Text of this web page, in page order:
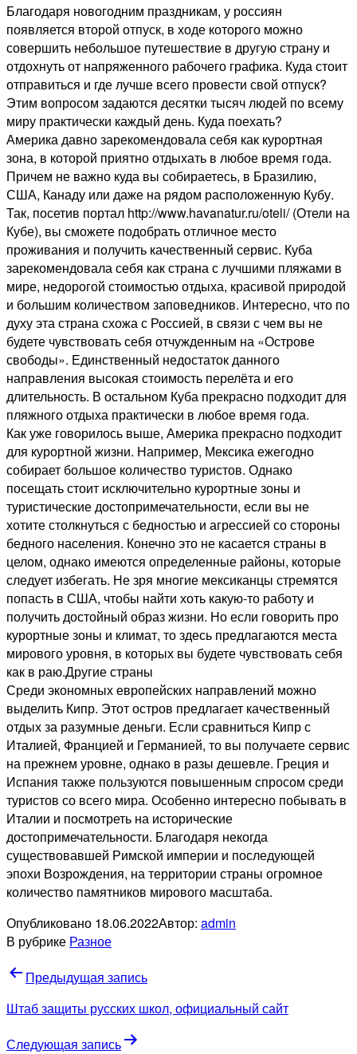
Благодаря новогодним праздникам, у россиян
появляется второй отпуск, в ходе которого можно
совершить небольшое путешествие в другую страну и
отдохнуть от напряженного рабочего графика. Куда стоит
отправиться и где лучше всего провести свой отпуск?
Этим вопросом задаются десятки тысяч людей по всему
миру практически каждый день. Куда поехать?
Америка давно зарекомендовала себя как курортная
зона, в которой приятно отдыхать в любое время года.
Причем не важно куда вы собираетесь, в Бразилию,
США, Канаду или даже на рядом расположенную Кубу.
Так, посетив портал http://www.havanatur.ru/oteli/ (Отели на
Кубе), вы сможете подобрать отличное место
проживания и получить качественный сервис. Куба
зарекомендовала себя как страна с лучшими пляжами в
мире, недорогой стоимостью отдыха, красивой природой
и большим количеством заповедников. Интересно, что по
духу эта страна схожа с Россией, в связи с чем вы не
будете чувствовать себя отчужденным на «Острове
свободы». Единственный недостаток данного
направления высокая стоимость перелёта и его
длительность. В остальном Куба прекрасно подходит для
пляжного отдыха практически в любое время года.
Как уже говорилось выше, Америка прекрасно подходит
для курортной жизни. Например, Мексика ежегодно
собирает большое количество туристов. Однако
посещать стоит исключительно курортные зоны и
туристические достопримечательности, если вы не
хотите столкнуться с бедностью и агрессией со стороны
бедного населения. Конечно это не касается страны в
целом, однако имеются определенные районы, которые
следует избегать. Не зря многие мексиканцы стремятся
попасть в США, чтобы найти хоть какую-то работу и
получить достойный образ жизни. Но если говорить про
курортные зоны и климат, то здесь предлагаются места
мирового уровня, в которых вы будете чувствовать себя
как в раю.Другие страны
Среди экономных европейских направлений можно
выделить Кипр. Этот остров предлагает качественный
отдых за разумные деньги. Если сравниться Кипр с
Италией, Францией и Германией, то вы получаете сервис
на прежнем уровне, однако в разы дешевле. Греция и
Испания также пользуются повышенным спросом среди
туристов со всего мира. Особенно интересно побывать в
Италии и посмотреть на исторические
достопримечательности. Благодаря некогда
существовавшей Римской империи и последующей
эпохи Возрождения, на территории страны огромное
количество памятников мирового масштаба.
Опубликовано 18.06.2022Автор: admin
В рубрике Разное
Навигация
по
Предыдущая запись
Штаб защиты русских школ, официальный сайт
Следующая запись